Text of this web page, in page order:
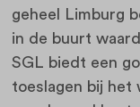
geheel Limburg
in de buurt
SGL biedt een
toeslagen bij het